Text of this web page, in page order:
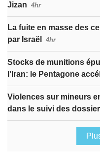
Jizan 4hr
La fuite en masse des
par Israël
4hr
Stocks de munitions
l'Iran: le Pentagone
Violences sur mineurs
dans le suivi des